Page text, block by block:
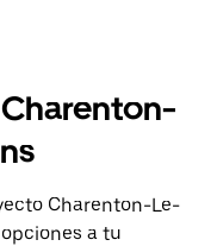
Charenton-Le-
a tu